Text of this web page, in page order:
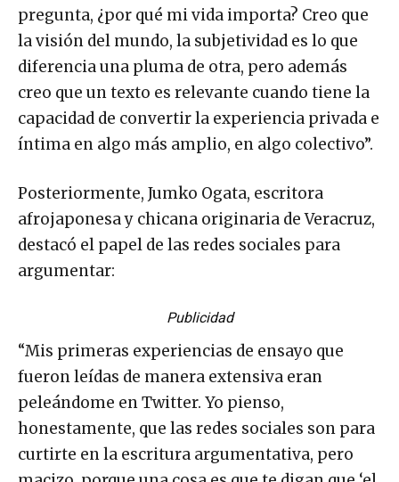
pregunta, ¿por qué mi vida importa? Creo que
la visión del mundo, la subjetividad es lo que
diferencia una pluma de otra, pero además
creo que un texto es relevante cuando tiene la
capacidad de convertir la experiencia privada e
íntima en algo más amplio, en algo colectivo”.
Posteriormente, Jumko Ogata, escritora
afrojaponesa y chicana originaria de Veracruz,
destacó el papel de las redes sociales para
argumentar:
Publicidad
“Mis primeras experiencias de ensayo que
fueron leídas de manera extensiva eran
peleándome en Twitter. Yo pienso,
honestamente, que las redes sociales son para
curtirte en la escritura argumentativa, pero